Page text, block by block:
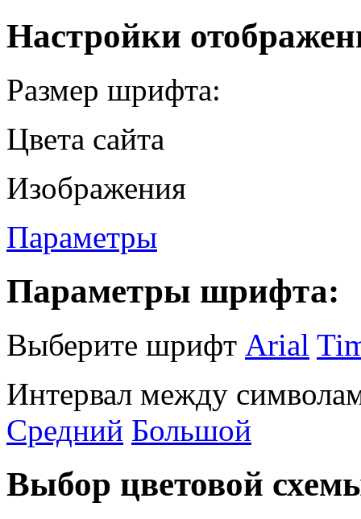
Настройки
Размер шрифта:
Цвета сайта
Изображения
Параметры
Параметры шрифта:
Выберите шрифт Arial
Интервал между
Средний Большой
Выбор цветовой